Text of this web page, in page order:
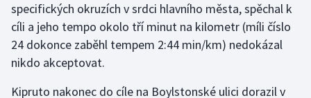
specifických okruzích v srdci hlavního města, spěchal k
cíli a jeho tempo okolo tří minut na kilometr (míli číslo
24 dokonce zaběhl tempem 2:44 min/km) nedokázal
nikdo akceptovat.
Kipruto nakonec do cíle na Boylstonské ulici dorazil v